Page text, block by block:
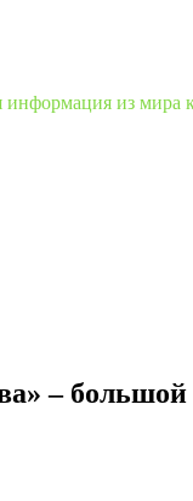
из мира
– большой